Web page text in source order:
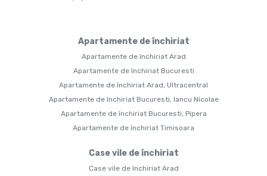
Apartamente de închiriat
Apartamente de închiriat Arad
Apartamente de închiriat Bucuresti
Apartamente de închiriat Arad, Ultracentral
Apartamente de închiriat Bucuresti, Iancu Nicolae
Apartamente de închiriat Bucuresti, Pipera
Apartamente de închiriat Timisoara
Case vile de închiriat
Case vile de închiriat Arad